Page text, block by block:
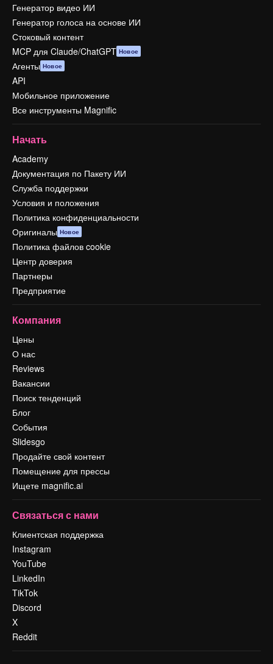
Генератор видео ИИ
Генератор голоса на основе ИИ
Стоковый контент
MCP для Claude/ChatGPT Новое
Агенты Новое
API
Мобильное приложение
Все инструменты Magnific
Начать
Academy
Документация по Пакету ИИ
Служба поддержки
Условия и положения
Политика конфиденциальности
Оригиналы Новое
Политика файлов cookie
Центр доверия
Партнеры
Предприятие
Компания
Цены
О нас
Reviews
Вакансии
Поиск тенденций
Блог
События
Slidesgo
Продайте свой контент
Помещение для прессы
Ищете magnific.ai
Связаться с нами
Клиентская поддержка
Instagram
YouTube
LinkedIn
TikTok
Discord
X
Reddit